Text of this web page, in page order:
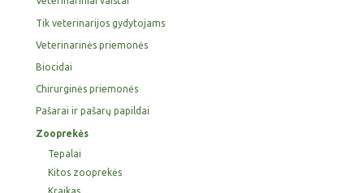
Tik veterinarijos gydytojams
Veterinarinės priemonės
Biocidai
Chirurginės priemonės
Pašarai ir pašarų papildai
Zooprekės
Tepalai
Kitos zooprekės